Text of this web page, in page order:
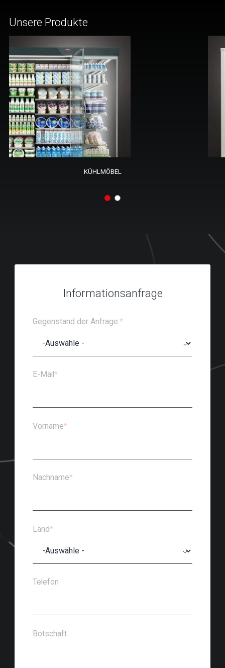
Unsere Produkte
KÜHLMÖBEL
Informationsanfrage
Gegenstand der Anfrage:*
E-Mail*
Vorname*
Nachname*
Land*
Telefon
Botschaft